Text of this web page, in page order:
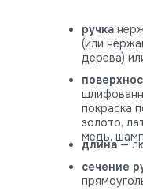
ручка
(или
дерева)
покраска
золото,
медь,
длина—
сечение